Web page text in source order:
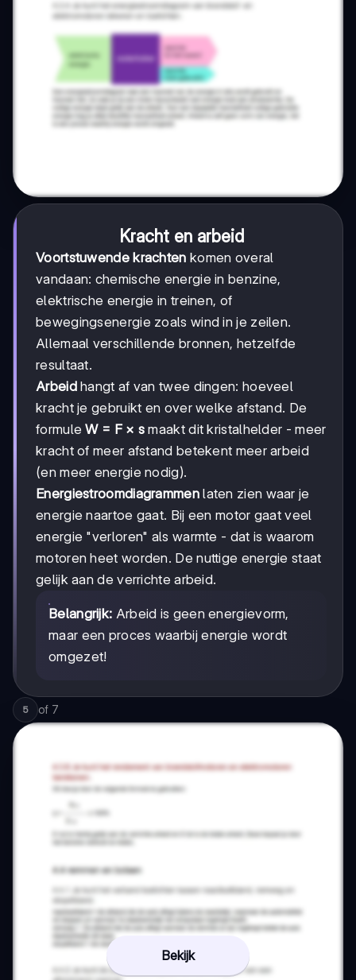
Kracht en arbeid
Voortstuwende krachten komen overal
vandaan: chemische energie in benzine,
elektrische energie in treinen, of
bewegingsenergie zoals wind in je zeilen.
Allemaal verschillende bronnen, hetzelfde
resultaat.
Arbeidhangt af van twee dingen: hoeveel
kracht je gebruikt en over welke afstand. De
formuleW = F × s maakt dit kristalhelder - meer
kracht of meer afstand betekent meer arbeid
(en meer energie nodig).
Energiestroomdiagrammenlaten zien waar je
energie naartoe gaat. Bij een motor gaat veel
energie "verloren" als warmte - dat is waarom
motoren heet worden. De nuttige energie staat
gelijk aan de verrichte arbeid.
Belangrijk: Arbeid is geen energievorm,
maar een proces waarbij energie wordt
omgezet!
5 of 7
Bekijk